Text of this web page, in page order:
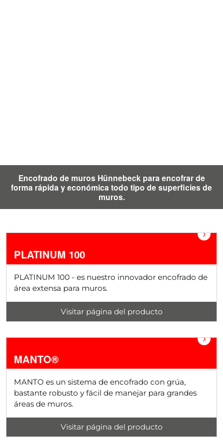
Encofrado de muros Hünnebeck para encofrar de
forma rápida y económica todo tipo de superficies de
muros.
›
PLATINUM 100
PLATINUM 100 - es nuestro innovador encofrado de
área extensa para muros.
Visitar página del producto
›
MANTO®
MANTO es un sistema de encofrado con grúa,
bastante robusto y fácil de manejar para grandes
áreas de muros.
Visitar página del producto